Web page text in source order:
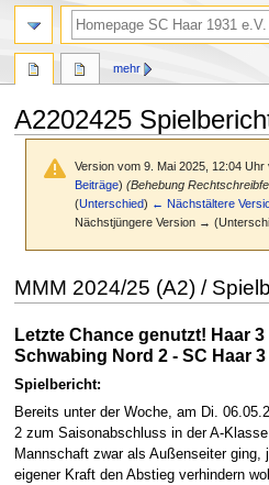
A2202425
Version vom 9. Mai 2025, 12:04
Beiträge) (Behebung
(Unterschied) ← Nächstältere
Nächstjüngere Version →
Navigation
Suche
MMM 2024/25 (A2) /
Letzte Chance genutzt! Haar
Schwabing Nord 2 - SC Haar 3
Spielbericht:
Bereits unter der Woche, am Di.
2 zum Saisonabschluss in der A-
Mannschaft zwar als Außenseiter
eigener Kraft den Abstieg verhindern
mehr
Suche